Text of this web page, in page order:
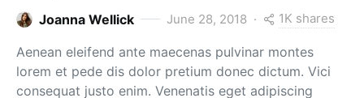
Joanna Wellick June 28, 2018 1K shares
Aenean eleifend ante maecenas pulvinar montes
lorem et pede dis dolor pretium donec dictum. Vici
consequat justo enim. Venenatis eget adipiscing